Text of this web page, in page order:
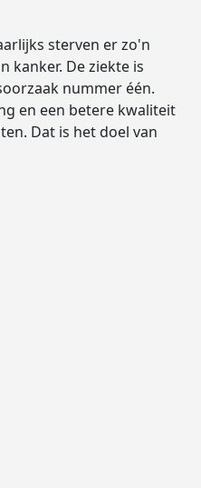
sterven er zo'n
kanker. De ziekte is
nummer één.
en een betere kwaliteit
Dat is het doel van